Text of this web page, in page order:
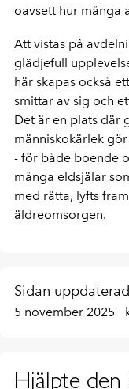
oavsett hur många
Att vistas på
glädjefull
här skapas också
smittar av sig och
Det är en plats där
människokärlek
- för både boende
många eldsjälar
med rätta, lyfts
äldreomsorgen.
Sidan
5 november 2025
Hjälpte den